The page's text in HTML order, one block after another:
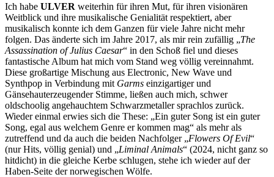
Ich habe ULVER weiterhin für ihren Mut, für ihren visionären
Weitblick und ihre musikalische Genialität respektiert, aber
musikalisch konnte ich dem Ganzen für viele Jahre nicht mehr
folgen. Das änderte sich im Jahre 2017, als mir rein zufällig „The
Assassination of Julius Caesar“ in den Schoß fiel und dieses
fantastische Album hat mich vom Stand weg völlig vereinnahmt.
Diese großartige Mischung aus Electronic, New Wave und
Synthpop in Verbindung mit Garms einzigartiger und
Gänsehauterzeugender Stimme, ließen auch mich, schwer
oldschoolig angehauchtem Schwarzmetaller sprachlos zurück.
Wieder einmal erwies sich die These: „Ein guter Song ist ein guter
Song, egal aus welchem Genre er kommen mag“ als mehr als
zutreffend und da auch die beiden Nachfolger „Flowers Of Evil“
(nur Hits, völlig genial) und „Liminal Animals“ (2024, nicht ganz so
hitdicht) in die gleiche Kerbe schlugen, stehe ich wieder auf der
Haben-Seite der norwegischen Wölfe.